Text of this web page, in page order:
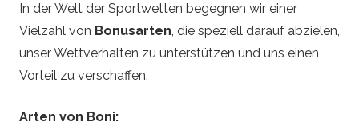
In der Welt der Sportwetten begegnen wir einer
Vielzahl von Bonusarten, die speziell darauf abzielen,
unser Wettverhalten zu unterstützen und uns einen
Vorteil zu verschaffen.
Arten von Boni: